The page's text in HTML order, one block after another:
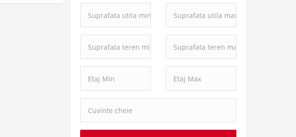
utila
minima:
utila
maxima:
teren
minima:
teren
maxima:
cheie: